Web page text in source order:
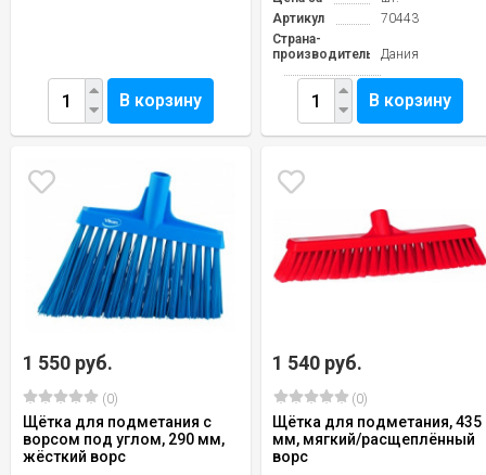
В корзину
Артикул
70443
Страна-
производитель
Дания
В корзину
1 550 руб.
(0)
Щётка для подметания с
ворсом под углом, 290 мм,
жёсткий ворс
1 540 руб.
(0)
Щётка для подметания, 435
мм, мягкий/расщеплённый
ворс